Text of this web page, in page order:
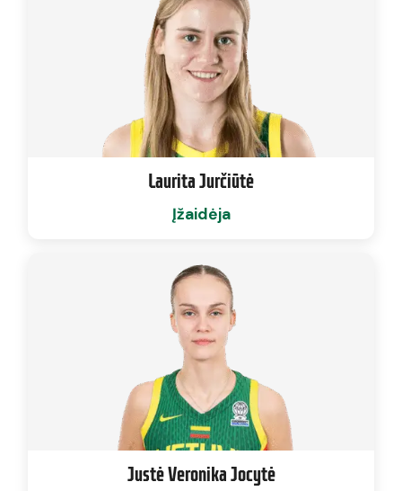
Laurita Jurčiūtė
Įžaidėja
Justė Veronika Jocytė